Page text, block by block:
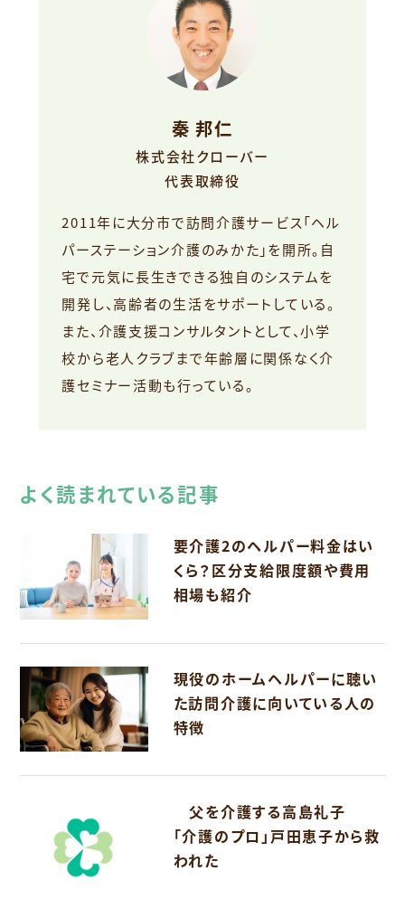
秦 邦仁
株式会社クローバー
代表取締役
2011年に大分市で訪問介護サービス「ヘル
パーステーション介護のみかた」を開所。自
宅で元気に長生きできる独自のシステムを
開発し、高齢者の生活をサポートしている。
また、介護支援コンサルタントとして、小学
校から老人クラブまで年齢層に関係なく介
護セミナー活動も行っている。
よく読まれている記事
要介護2のヘルパー料金はい
くら？区分支給限度額や費用
相場も紹介
現役のホームヘルパーに聴い
た訪問介護に向いている人の
特徴
父を介護する高島礼子
「介護のプロ」戸田恵子から救
われた